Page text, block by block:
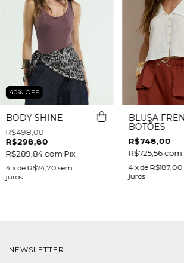
40% OFF
BODY SHINE
R$498,00
R$298,80
R$289,84com Pix
4 x de R$74,70 sem
juros
BLUSA
BOTÕES
R$748,00
R$725,56com
4 x de R$187,00
juros
NEWSLETTER